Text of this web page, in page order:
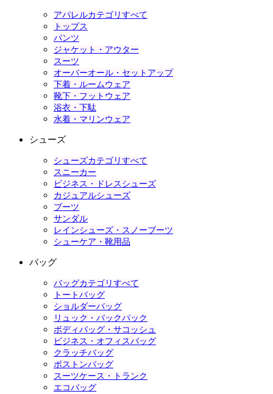
アパレルカテゴリすべて
トップス
パンツ
ジャケット・アウター
スーツ
オーバーオール・セットアップ
下着・ルームウェア
靴下・フットウェア
浴衣・下駄
水着・マリンウェア
シューズ
シューズカテゴリすべて
スニーカー
ビジネス・ドレスシューズ
カジュアルシューズ
ブーツ
サンダル
レインシューズ・スノーブーツ
シューケア・靴用品
バッグ
バッグカテゴリすべて
トートバッグ
ショルダーバッグ
リュック・バックパック
ボディバッグ・サコッシュ
ビジネス・オフィスバッグ
クラッチバッグ
ボストンバッグ
スーツケース・トランク
エコバッグ